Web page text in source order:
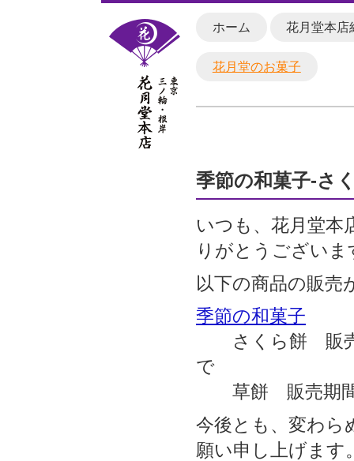
ホーム 花月堂本店
花月堂のお菓子
季節の和菓子-さ
いつも、花月堂本
りがとうございま
以下の商品の販売
季節の和菓子
さくら餅 販売
で
草餅 販売期間
今後とも、変わら
願い申し上げます